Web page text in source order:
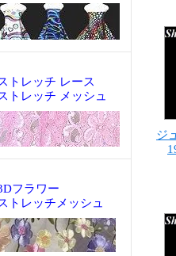
トレッチ レース
トレッチ メッシュ
フラワー
トレッチメッシュ
ジ